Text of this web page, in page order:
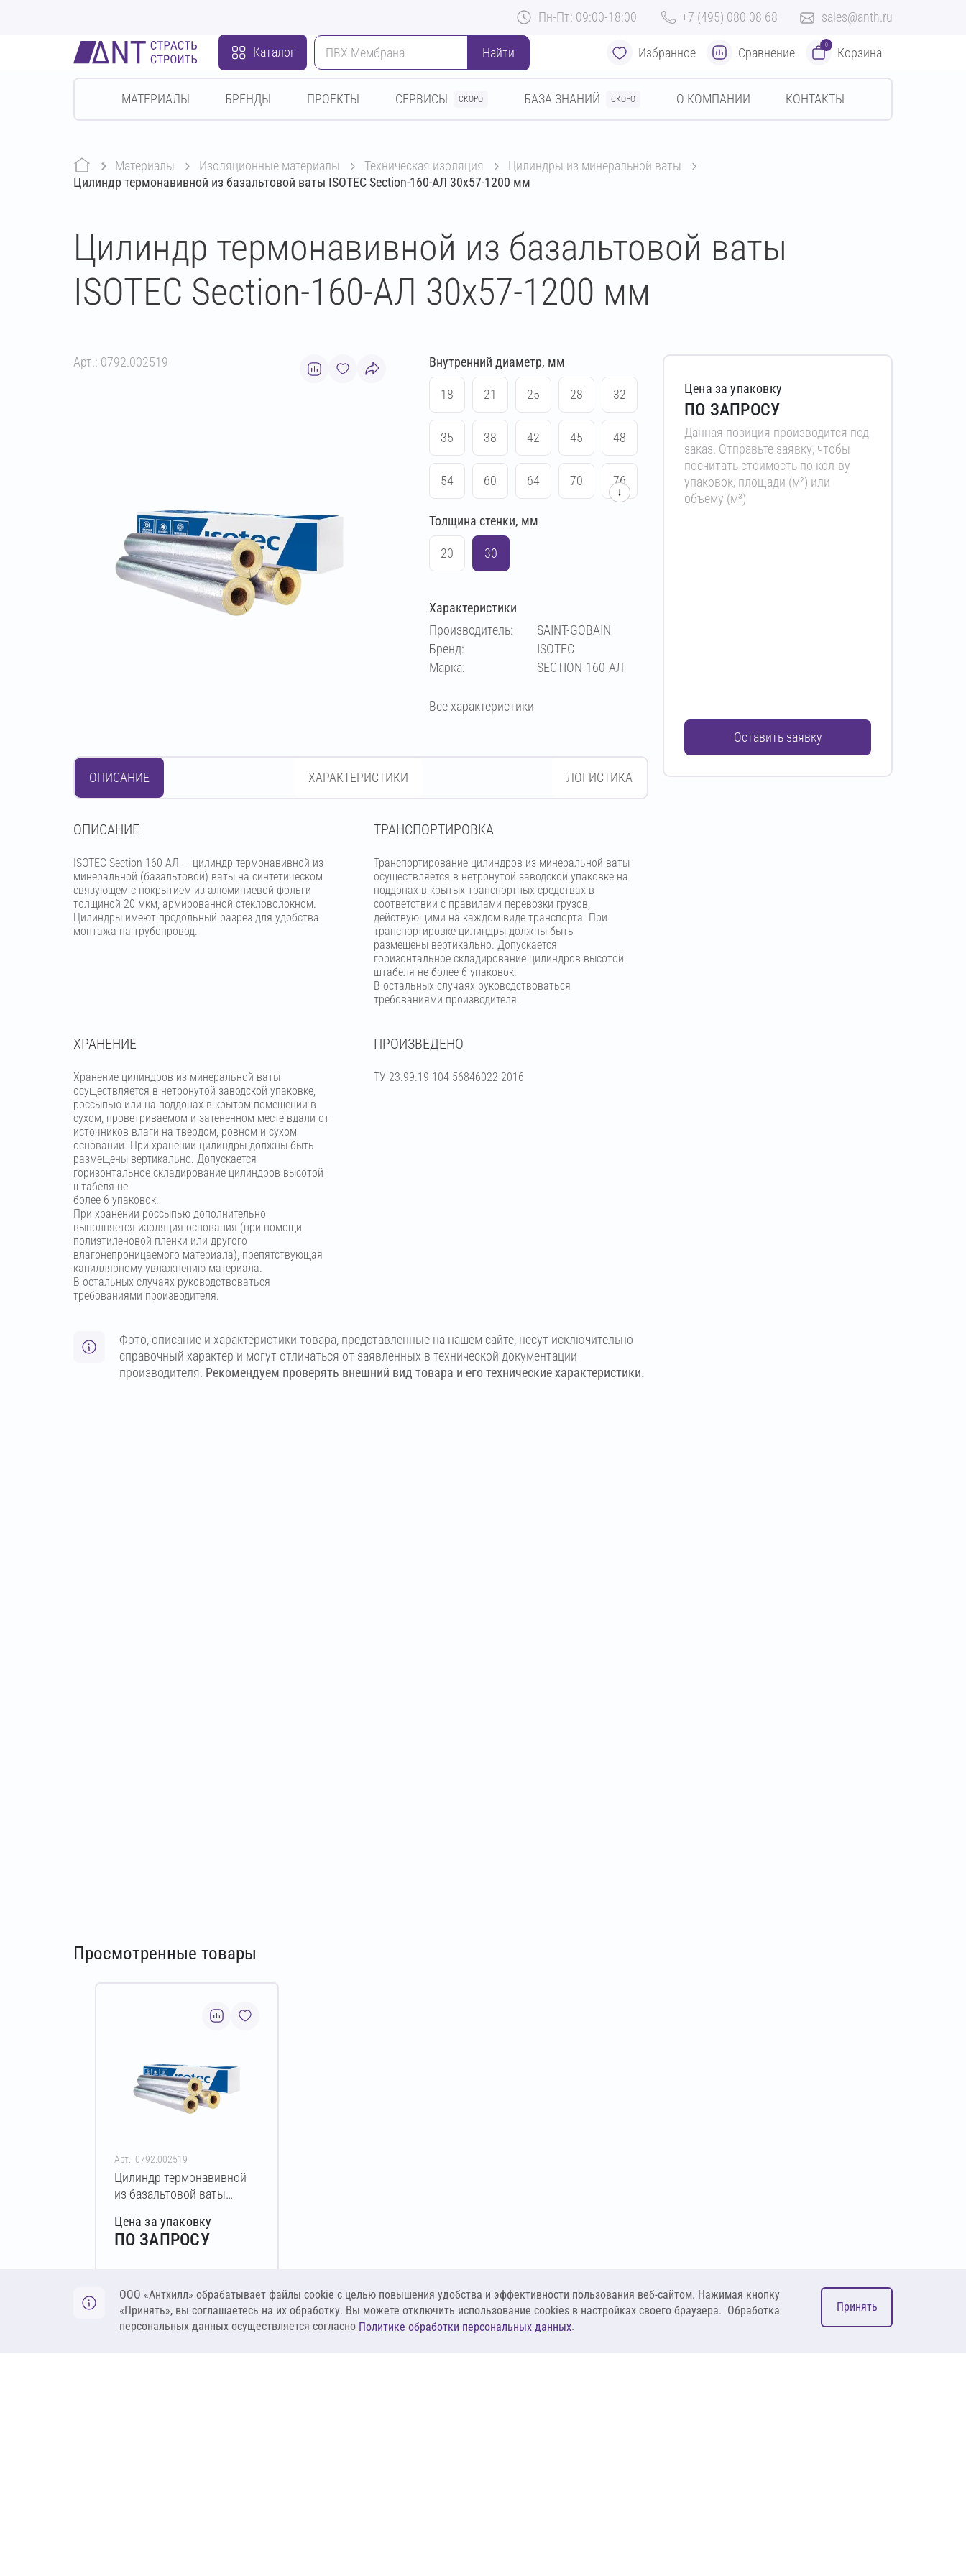
Пн-Пт: 09:00-18:00 +7 (495) 080 08 68 sales@anth.ru
Каталог Найти Избранное Сравнение
0
Корзина
МАТЕРИАЛЫ БРЕНДЫ ПРОЕКТЫ СЕРВИСЫ СКОРО БАЗА ЗНАНИЙ СКОРО О КОМПАНИИ КОНТАКТЫ
Материалы изоляционные материалы техническая изоляция
цилиндры из минеральной ваты
Цилиндр термонавивной из базальтовой ваты ISOTEC Section-160-АЛ 30х57-1200 мм
Цилиндр термонавивной из базальтовой ваты
ISOTEC Section-160-АЛ 30х57-1200 мм
Арт.: 0792.002519 Внутренний диаметр, мм
18 21 25 28 32
35 38 42 45 48
54 60 64 70 76
83 89 102
133
169 194
57
↓
Толщина стенки, мм
20 30
Характеристики
Производитель:
SAINT-GOBAIN
Бренд:
ISOTEC
Марка:
SECTION-160-АЛ
Все характеристики
ОПИСАНИЕ ХАРАКТЕРИСТИКИ ЛОГИСТИКА
OПИСАНИЕ
ISOTEC Section-160-АЛ — цилиндр термонавивной из
минеральной (базальтовой) ваты на синтетическом
связующем с покрытием из алюминиевой фольги
толщиной 20 мкм, армированной стекловолокном.
Цилиндры имеют продольный разрез для удобства
монтажа на трубопровод.
ТРАНСПОРТИРОВКА
Транспортирование цилиндров из минеральной ваты
осуществляется в нетронутой заводской упаковке на
поддонах в крытых транспортных средствах в
соответствии с правилами перевозки грузов,
действующими на каждом виде транспорта. При
транспортировке цилиндры должны быть
размещены вертикально. Допускается
горизонтальное складирование цилиндров высотой
штабеля не более 6 упаковок.
В остальных случаях руководствоваться
требованиями производителя.
ХРАНЕНИЕ
Хранение цилиндров из минеральной ваты
осуществляется в нетронутой заводской упаковке,
россыпью или на поддонах в крытом помещении в
сухом, проветриваемом и затененном месте вдали от
источников влаги на твердом, ровном и сухом
основании. При хранении цилиндры должны быть
размещены вертикально. Допускается
горизонтальное складирование цилиндров высотой
штабеля не
более 6 упаковок.
При хранении россыпью дополнительно
выполняется изоляция основания (при помощи
полиэтиленовой пленки или другого
влагонепроницаемого материала), препятствующая
капиллярному увлажнению материала.
В остальных случаях руководствоваться
требованиями производителя.
ПРОИЗВЕДЕНО
ТУ 23.99.19-104-56846022-2016
Фото, описание и характеристики товара, представленные на нашем сайте, несут исключительно
справочный характер и могут отличаться от заявленных в технической документации
производителя. Рекомендуем проверять внешний вид товара и его технические характеристики.
Цена за упаковку
ПО ЗАПРОСУ
Данная позиция производится под
заказ. Отправьте заявку, чтобы
посчитать стоимость по кол-ву
упаковок, площади (м²) или
объему (м³)
Оставить заявку
Просмотренные товары
Арт.: 0792.002519
Цилиндр термонавивной
из базальтовой ваты
30х57-1200 мм
Цена за упаковку
ПО ЗАПРОСУ
Оставить заявку
ООО «Антхилл» обрабатывает файлы cookie c целью повышения удобства и эффективности пользования веб-сайтом. Нажимая кнопку
«Принять», вы соглашаетесь на их обработку. Вы можете отключить использование cookies в настройках своего браузера. Обработка
персональных данных осуществляется согласно Политике обработки персональных данных.
Принять